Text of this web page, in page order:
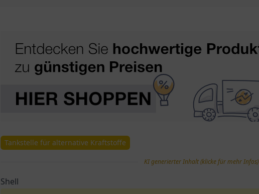
Tankstelle für alternative Kraftstoffe
KI generierter Inhalt (klicke für mehr Infos)
Shell